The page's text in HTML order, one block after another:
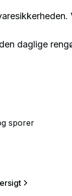
daglige
sporer